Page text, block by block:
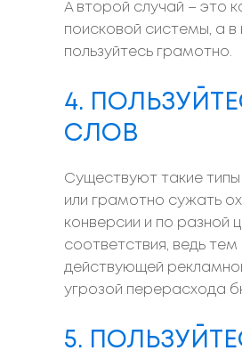
А второй случай – это
поисковой системы, а в
пользуйтесь грамотно.
4.
СЛОВ
Существуют такие
или грамотно сужать
конверсии и по разной
соответствия, ведь
действующей
угрозой перерасхода
5.